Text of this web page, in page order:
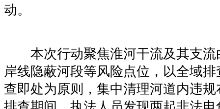
动。
本次行动聚焦淮河干流及其支流
岸线隐蔽河段等风险点位，以全域
查即处为原则，集中清理河道内违